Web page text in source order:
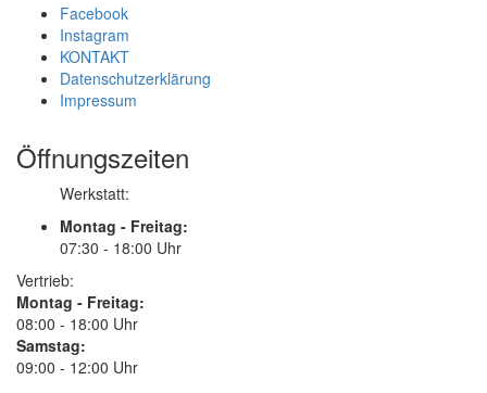
Facebook
Instagram
KONTAKT
Datenschutzerklärung
Impressum
Öffnungszeiten
Werkstatt:
Montag - Freitag:
07:30 - 18:00 Uhr
Vertrieb:
Montag - Freitag:
08:00 - 18:00 Uhr
Samstag:
09:00 - 12:00 Uhr